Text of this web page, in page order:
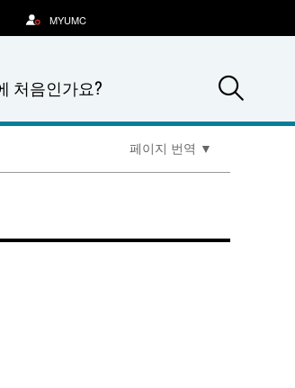
처음인가요?
MYUMC
페이지 번역 ▼